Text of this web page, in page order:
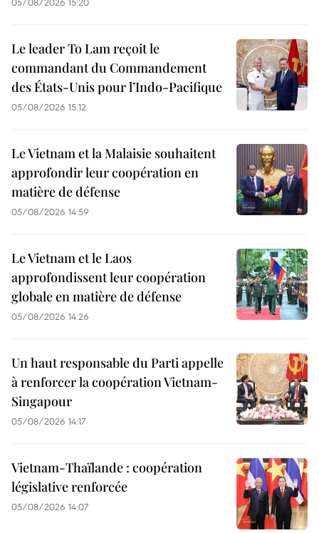
Le leader To Lam reçoit le
commandant du Commandement
des États-Unis pour l’Indo-Pacifique
05/08/2026 15:12
Le Vietnam et la Malaisie souhaitent
approfondir leur coopération en
matière de défense
05/08/2026 14:59
Le Vietnam et le Laos
approfondissent leur coopération
globale en matière de défense
05/08/2026 14:26
Un haut responsable du Parti appelle
à renforcer la coopération Vietnam-
Singapour
05/08/2026 14:17
Vietnam-Thaïlande : coopération
législative renforcée
05/08/2026 14:07